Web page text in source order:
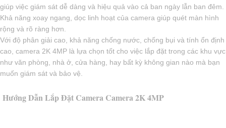
giúp việc giám sát dễ dàng và hiệu quả vào cả ban ngày lẫn ban đêm.
Khả năng xoay ngang, dọc linh hoạt của camera giúp quét màn hình
rộng và rõ ràng hơn.
Với độ phân giải cao, khả năng chống nước, chống bụi và tính ổn định
cao, camera 2K 4MP là lựa chọn tốt cho việc lắp đặt trong các khu vực
như văn phòng, nhà ở, cửa hàng, hay bất kỳ không gian nào mà bạn
muốn giám sát và bảo vệ.
Hướng Dẫn Lắp Đặt Camera Camera 2K 4MP